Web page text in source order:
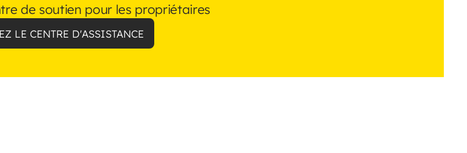
de soutien pour les propriétaires
LE CENTRE D'ASSISTANCE